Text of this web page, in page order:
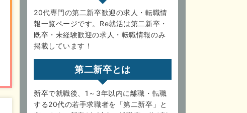
20代専門の第二新卒歓迎の求人・転職情
報一覧ページです。Re就活は第二新卒・
既卒・未経験歓迎の求人・転職情報のみ
掲載しています！
第二新卒とは
新卒で就職後、1～3年以内に離職・転職
する20代の若手求職者を「第二新卒」と